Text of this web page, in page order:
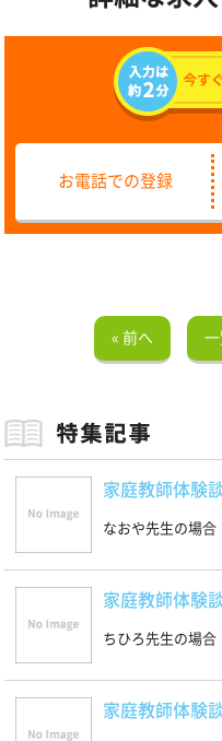
お電話での登録
« 前へ 一
家庭教師体験
なおや先生の場合
家庭教師体験
ちひろ先生の場合
家庭教師体験